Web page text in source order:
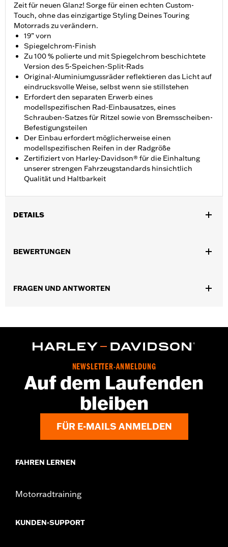
Zeit für neuen Glanz! Sorge für einen echten Custom-
Touch, ohne das einzigartige Styling Deines Touring
Motorrads zu verändern.
19” vorn
Spiegelchrom-Finish
Zu 100 % polierte und mit Spiegelchrom beschichtete
Version des 5-Speichen-Split-Rads
Original-Aluminiumgussräder reflektieren das Licht auf
eindrucksvolle Weise, selbst wenn sie stillstehen
Erfordert den separaten Erwerb eines
modellspezifischen Rad-Einbausatzes, eines
Schrauben-Satzes für Ritzel sowie von Bremsscheiben-
Befestigungsteilen
Der Einbau erfordert möglicherweise einen
modellspezifischen Reifen in der Radgröße
Zertifiziert von Harley-Davidson® für die Einhaltung
unserer strengen Fahrzeugstandards hinsichtlich
Qualität und Haltbarkeit
DETAILS
CVO™ ab ’12). Nicht für Trike Modelle.
Separat erhältlich:Radeinbaukit und Befestigungsteile für
Felgendimension:19
BEWERTUNGEN
FRAGEN UND ANTWORTEN
NEWSLETTER-ANMELDUNG
Auf dem Laufenden
bleiben
FÜR E-MAILS ANMELDEN
FAHREN LERNEN
Motorradtraining
KUNDEN-SUPPORT